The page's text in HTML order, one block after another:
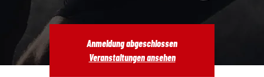
Anmeldung abgeschlossen
Veranstaltungen ansehen